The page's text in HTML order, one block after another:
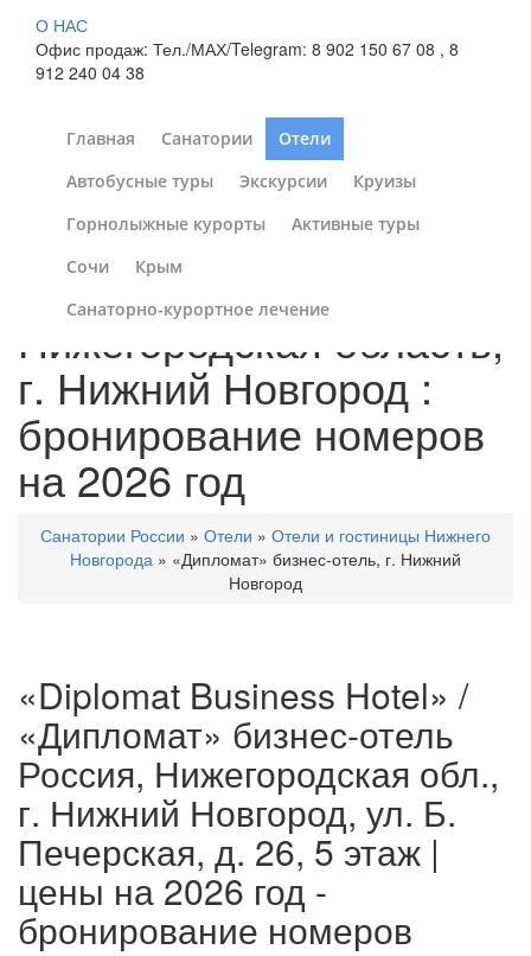
О НАС
Офис продаж: Тел./МАХ/Telegram: 8 902 150 67 08 , 8
912 240 04 38
Главная Санатории
Отели
Автобусные туры
Экскурсии
Круизы
Горнолыжные курорты
Активные туры
Сочи
Крым
Санаторно-курортное лечение
«Diplomat Business
Hotel» / «Дипломат»
бизнес-отель,
Нижегородская область,
г. Нижний Новгород :
бронирование номеров
на 2026 год
Санатории России » Отели » Отели и гостиницы Нижнего
Новгорода » «Дипломат» бизнес-отель, г. Нижний
Новгород
«Diplomat Business Hotel» /
«Дипломат» бизнес-отель
Россия, Нижегородская обл.,
г. Нижний Новгород, ул. Б.
Печерская, д. 26, 5 этаж |
цены на 2026 год -
бронирование номеров